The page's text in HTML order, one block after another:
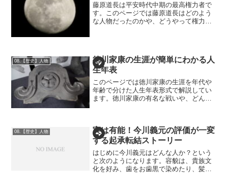
藤原道長は平安時代中期の最高権力者で
す。このページでは藤原道長はどのよう
な人物だったのかや、どうやって権力を
ります。花山天皇（かざん...
08.【歴史】人物
徳川家康の生涯が簡単にわかる人
生年表
このページでは徳川家康の生涯を年代や
年齢で分けた人生年表形式で解説してい
ます。徳川家康の有名な戦いや、どんな
人はぜひ読んでみてください。誕生から
死後の東照大権現になるまで1ページで概
ね把握できます。
08.【歴史】人物
実は有能！今川義元の評価が一変
する起承転結ストーリー
はじめに今川義元はどんな人か？という
と次のようになります。容貌は、貴族文
化を好み、歯をお歯黒で染めたり、髪に